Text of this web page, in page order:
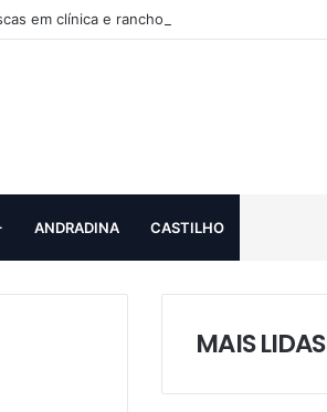
em clínica e rancho
ANDRADINA CASTILHO
MAIS LIDAS